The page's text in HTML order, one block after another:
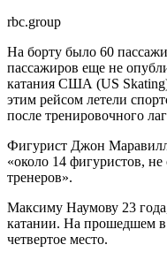
rbc.group
На борту было 60
пассажиров еще не
катания США (US
этим рейсом летели
после тренировочного
Фигурист Джон
«около 14 фигуристов, не
тренеров».
Максиму Наумову 23
катании. На прошедшем
четвертое место.